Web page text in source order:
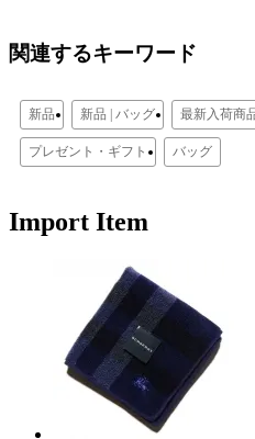
関連するキーワード
新品 新品 | バッグ 最新入荷商
プレゼント・ギフト バッグ
Import Item